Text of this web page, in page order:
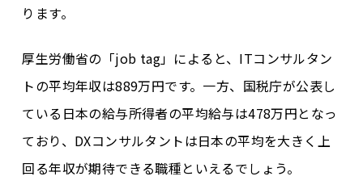
ります。
厚生労働省の「job tag」によると、ITコンサルタン
トの平均年収は889万円です。一方、国税庁が公表し
ている日本の給与所得者の平均給与は478万円となっ
ており、DXコンサルタントは日本の平均を大きく上
回る年収が期待できる職種といえるでしょう。